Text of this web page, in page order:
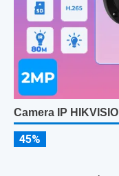
Camera IP
45%